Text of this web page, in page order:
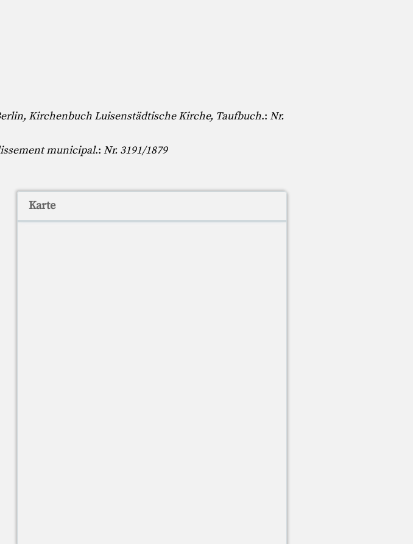
Kirchenbuch Luisenstädtische Kirche, Taufbuch.:Nr.
municipal.:Nr. 3191/1879
Karte